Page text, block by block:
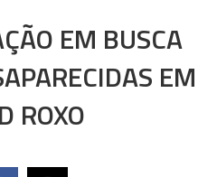
EM BUSCA
EM
ROXO